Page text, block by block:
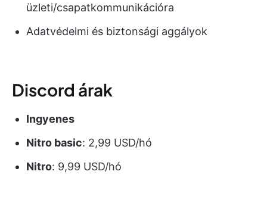
üzleti/csapatkommunikációra
Adatvédelmi és biztonsági aggályok
Discord árak
Ingyenes
Nitro basic: 2,99 USD/hó
Nitro: 9,99 USD/hó